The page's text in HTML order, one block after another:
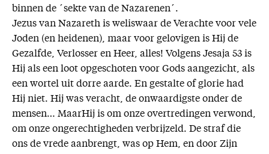
binnen de ´sekte van de Nazarenen´.
Jezus van Nazareth is weliswaar de Verachte voor vele
Joden (en heidenen), maar voor gelovigen is Hij de
Gezalfde, Verlosser en Heer, alles! Volgens Jesaja 53 is
Hij als een loot opgeschoten voor Gods aangezicht, als
een wortel uit dorre aarde. En gestalte of glorie had
Hij niet. Hij was veracht, de onwaardigste onder de
mensen… MaarHij is om onze overtredingen verwond,
om onze ongerechtigheden verbrijzeld. De straf die
ons de vrede aanbrengt, was op Hem, en door Zijn